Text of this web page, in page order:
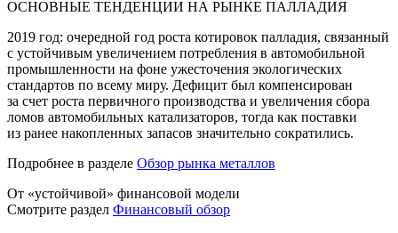
ОСНОВНЫЕ ТЕНДЕНЦИИ НА РЫНКЕ ПАЛЛАДИЯ
2019 год: очередной год роста котировок палладия, связанный
с устойчивым увеличением потребления в автомобильной
промышленности на фоне ужесточения экологических
стандартов по всему миру. Дефицит был компенсирован
за счет роста первичного производства и увеличения сбора
ломов автомобильных катализаторов, тогда как поставки
из ранее накопленных запасов значительно сократились.
Подробнее в разделе Обзор рынка металлов
От «устойчивой» финансовой модели
Смотрите раздел Финансовый обзор